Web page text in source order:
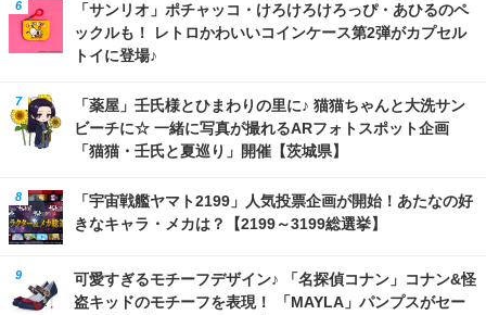
「サンリオ」ポチャッコ・けろけろけろっぴ・あひるのペ
ックルも！ レトロかわいいコインケース第2弾がカプセル
トイに登場♪
「薬屋」壬氏様とひまわりの里に♪ 猫猫ちゃんと大洗サン
ビーチに☆ 一緒に写真が撮れるARフォトスポット企画
「猫猫・壬氏と夏巡り」開催【茨城県】
「宇宙戦艦ヤマト2199」人気投票企画が開始！あたなの好
きなキャラ・メカは？【2199～3199総選挙】
可愛すぎるモチーフデザイン♪ 「名探偵コナン」コナン&怪
盗キッドのモチーフを表現！ 「MAYLA」パンプスがセー